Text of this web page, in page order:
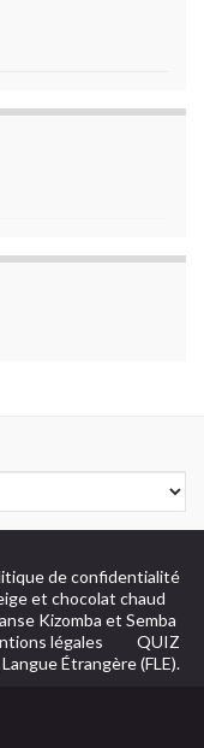
de confidentialité
et chocolat chaud
Kizomba et Semba
légales
QUIZ
Étrangère (FLE).